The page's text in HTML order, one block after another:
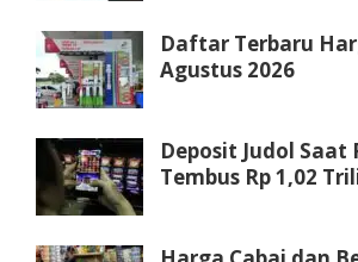
Daftar Terbaru
Agustus 2026
Deposit Judol Saat
Tembus Rp 1,02